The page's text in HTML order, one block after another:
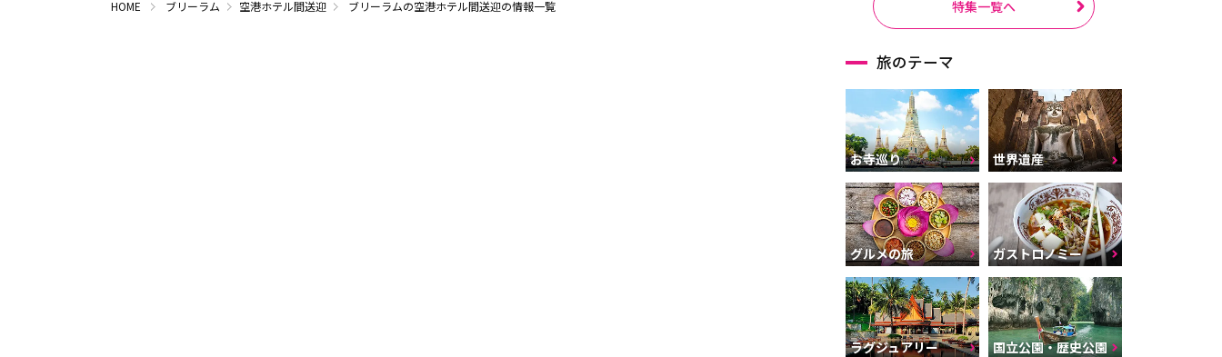
HOME ブリーラム 空港ホテル間送迎 ブリーラムの空港ホテル間送迎の情報一覧 特集一覧へ
旅のテーマ
お寺巡り 世界遺産
グルメの旅 ガストロノミー
ラグジュアリー 国立公園・歴史公園